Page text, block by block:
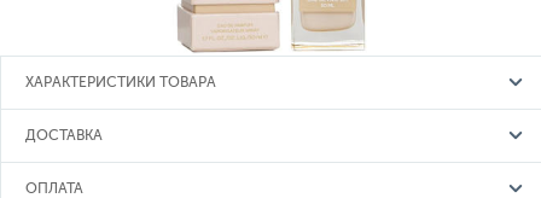
ХАРАКТЕРИСТИКИ ТОВАРА
ДОСТАВКА
ОПЛАТА